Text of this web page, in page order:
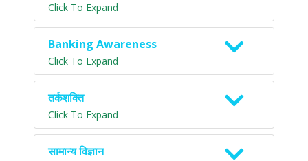
Click To Expand
Banking Awareness
Click To Expand
तर्कशक्ति
Click To Expand
सामान्य विज्ञान